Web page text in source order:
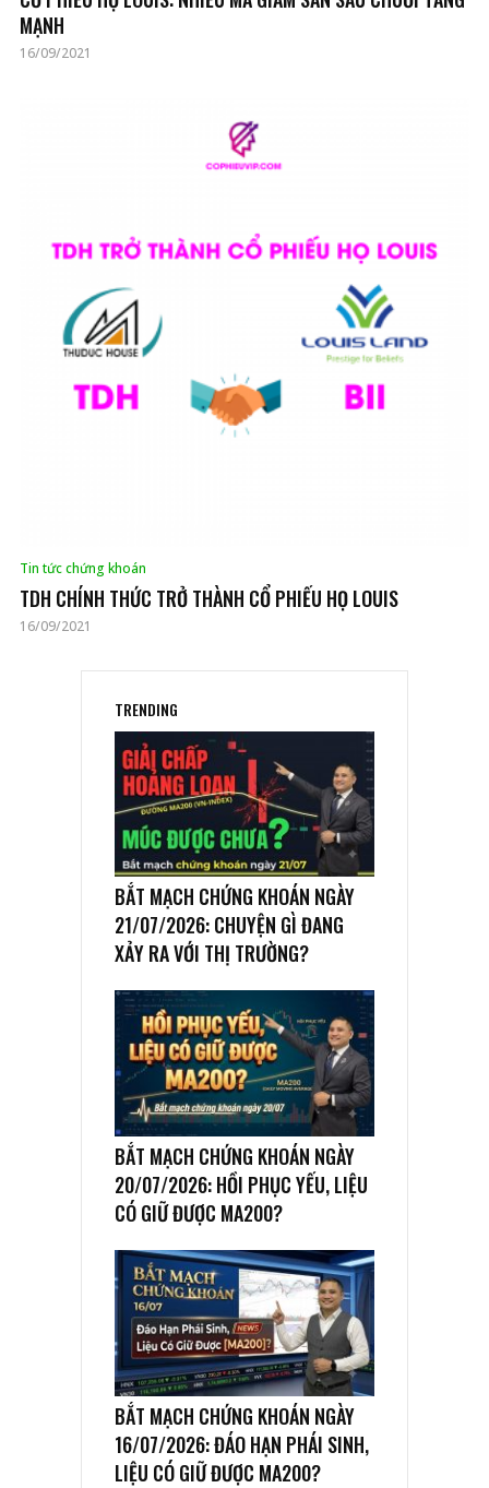
MẠNH
16/09/2021
Tin tức chứng khoán
TDH CHÍNH THỨC TRỞ THÀNH CỔ PHIẾU HỌ LOUIS
16/09/2021
TRENDING
BẮT MẠCH CHỨNG KHOÁN NGÀY
21/07/2026: CHUYỆN GÌ ĐANG
XẢY RA VỚI THỊ TRƯỜNG?
BẮT MẠCH CHỨNG KHOÁN NGÀY
20/07/2026: HỒI PHỤC YẾU, LIỆU
CÓ GIỮ ĐƯỢC MA200?
BẮT MẠCH CHỨNG KHOÁN NGÀY
16/07/2026: ĐÁO HẠN PHÁI SINH,
LIỆU CÓ GIỮ ĐƯỢC MA200?